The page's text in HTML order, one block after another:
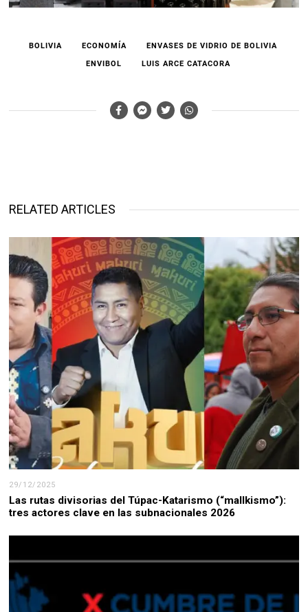
BOLIVIA ECONOMÍA
ENVASES DE VIDRIO DE BOLIVIA
ENVIBOL
LUIS ARCE CATACORA
RELATED ARTICLES
29/12/2025
Las rutas divisorias del Túpac-Katarismo (“mallkismo”):
tres actores clave en las subnacionales 2026